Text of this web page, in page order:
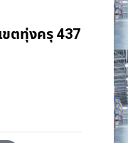
ขตทุ่งครุ 437